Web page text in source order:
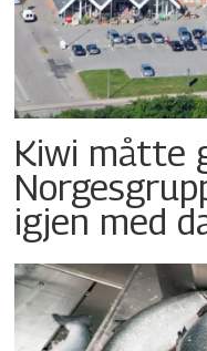
Kiwi måtte
igjen med